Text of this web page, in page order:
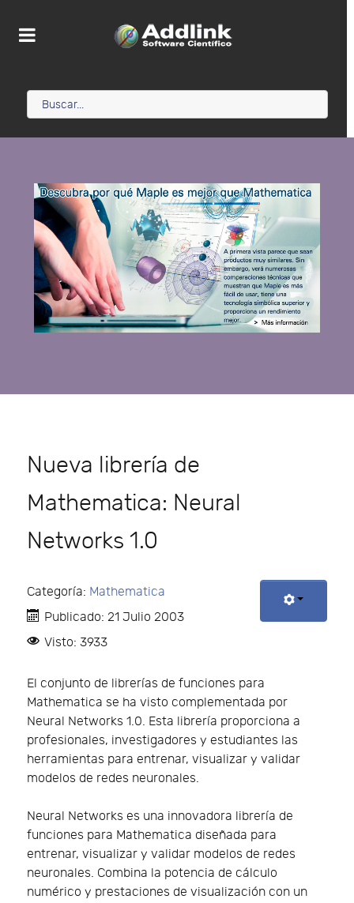
Nueva librería de
Mathematica: Neural
Networks 1.0
Categoría: Mathematica
Publicado: 21 Julio 2003
Visto: 3933
El conjunto de librerías de funciones para
Mathematica se ha visto complementada por
Neural Networks 1.0. Esta librería proporciona a
profesionales, investigadores y estudiantes las
herramientas para entrenar, visualizar y validar
modelos de redes neuronales.
Neural Networks es una innovadora librería de
funciones para Mathematica diseñada para
entrenar, visualizar y validar modelos de redes
neuronales. Combina la potencia de cálculo
numérico y prestaciones de visualización con un